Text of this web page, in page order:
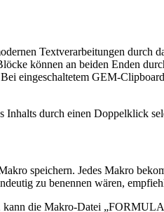
Textverarbeitungen durch
können an beiden Enden
eingeschaltetem GEM-
Inhalts durch einen Doppelklick
speichern. Jedes Makro
zu benennen wären,
die Makro-Datei